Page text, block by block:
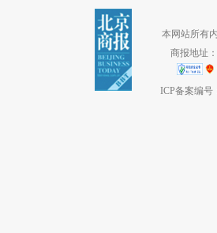
本网站所有
商报地址
ICP备案编号